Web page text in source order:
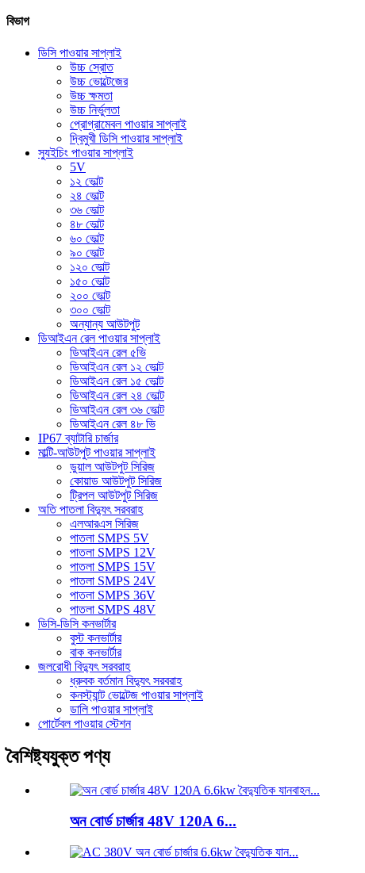
বিভাগ
ডিসি পাওয়ার সাপ্লাই
উচ্চ স্রোত
উচ্চ ভোল্টেজের
উচ্চ ক্ষমতা
উচ্চ নির্ভুলতা
প্রোগ্রামেবল পাওয়ার সাপ্লাই
দ্বিমুখী ডিসি পাওয়ার সাপ্লাই
স্যুইচিং পাওয়ার সাপ্লাই
5V
১২ ভোল্ট
২৪ ভোল্ট
৩৬ ভোল্ট
৪৮ ভোল্ট
৬০ ভোল্ট
৯০ ভোল্ট
১২০ ভোল্ট
১৫০ ভোল্ট
২০০ ভোল্ট
৩০০ ভোল্ট
অন্যান্য আউটপুট
ডিআইএন রেল পাওয়ার সাপ্লাই
ডিআইএন রেল ৫ভি
ডিআইএন রেল ১২ ভোল্ট
ডিআইএন রেল ১৫ ভোল্ট
ডিআইএন রেল ২৪ ভোল্ট
ডিআইএন রেল ৩৬ ভোল্ট
ডিআইএন রেল ৪৮ ভি
IP67 ব্যাটারি চার্জার
মাল্টি-আউটপুট পাওয়ার সাপ্লাই
ডুয়াল আউটপুট সিরিজ
কোয়াড আউটপুট সিরিজ
ট্রিপল আউটপুট সিরিজ
অতি পাতলা বিদ্যুৎ সরবরাহ
এলআরএস সিরিজ
পাতলা SMPS 5V
পাতলা SMPS 12V
পাতলা SMPS 15V
পাতলা SMPS 24V
পাতলা SMPS 36V
পাতলা SMPS 48V
ডিসি-ডিসি কনভার্টার
বুস্ট কনভার্টার
বাক কনভার্টার
জলরোধী বিদ্যুৎ সরবরাহ
ধ্রুবক বর্তমান বিদ্যুৎ সরবরাহ
কনস্ট্যান্ট ভোল্টেজ পাওয়ার সাপ্লাই
ডালি পাওয়ার সাপ্লাই
পোর্টেবল পাওয়ার স্টেশন
বৈশিষ্ট্যযুক্ত পণ্য
অন ​​বোর্ড চার্জার 48V 120A 6...